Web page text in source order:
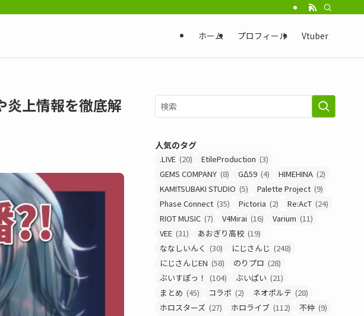
ホーム プロフィール Vtuber
炎上情報を徹底解
人気のタグ
.LIVE (20) EtileProduction (3)
GEMS COMPANY (8) GΔ59 (4) HIMEHINA (2)
KAMITSUBAKI STUDIO (5) Palette Project (9)
Phase Connect (35) Pictoria (2) Re:AcT (24)
RIOT MUSIC (7) V4Mirai (16) Varium (11)
VEE (31) あおぎり高校 (19)
ななしいんく (30) にじさんじ (248)
にじさんじEN (58) のりプロ (28)
ぶいすぽっ！
(104) ぶいぱい (21)
まとめ (45) コラボ (2) ネオポルテ (28)
ホロスターズ (27) ホロライブ (112) 不仲 (9)